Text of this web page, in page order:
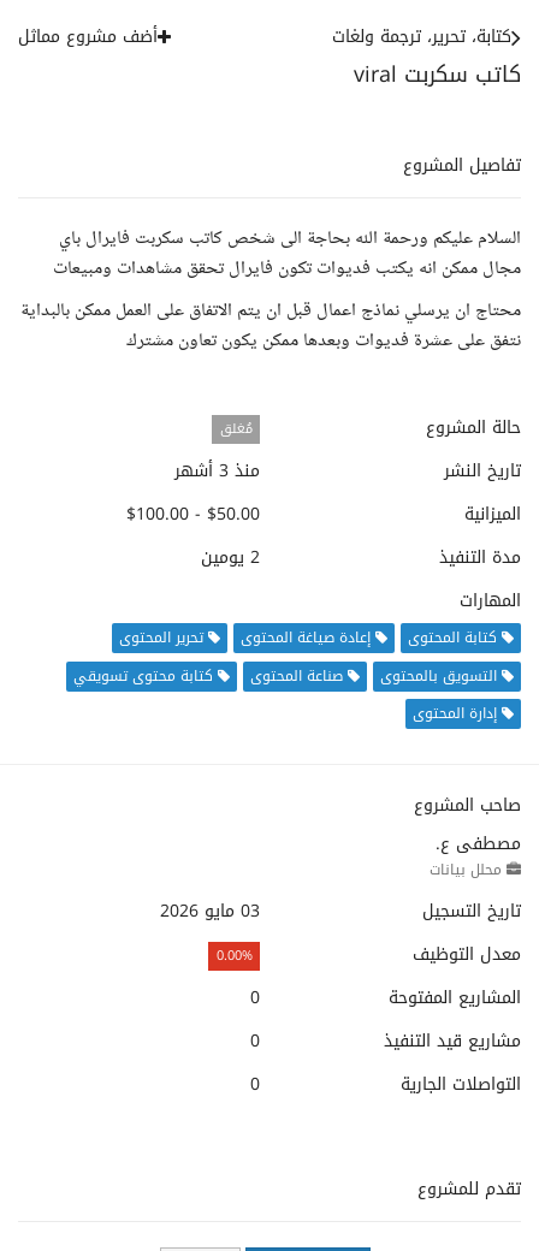
كاتب سكربت viral
كتابة، تحرير، ترجمة ولغات أضف مشروع مماثل
تفاصيل المشروع
السلام عليكم ورحمة الله بحاجة الى شخص كاتب سكربت فايرال باي
مجال ممكن انه يكتب فديوات تكون فايرال تحقق مشاهدات ومبيعات
محتاج ان يرسلي نماذج اعمال قبل ان يتم الاتفاق على العمل ممكن بالبداية
نتفق على عشرة فديوات وبعدها ممكن يكون تعاون مشترك
حالة المشروع مُغلق
تاريخ النشر
منذ 3 أشهر
الميزانية
$50.00 - $100.00
مدة التنفيذ
2 يومين
المهارات
كتابة المحتوى إعادة صياغة المحتوى
تحرير المحتوى
التسويق بالمحتوى
صناعة المحتوى
كتابة محتوى تسويقي
إدارة المحتوى
صاحب المشروع
مصطفى ع.
محلل بيانات
تاريخ التسجيل
03 مايو 2026
معدل التوظيف
0.00%
المشاريع المفتوحة
0
مشاريع قيد التنفيذ
0
التواصلات الجارية
0
تقدم للمشروع